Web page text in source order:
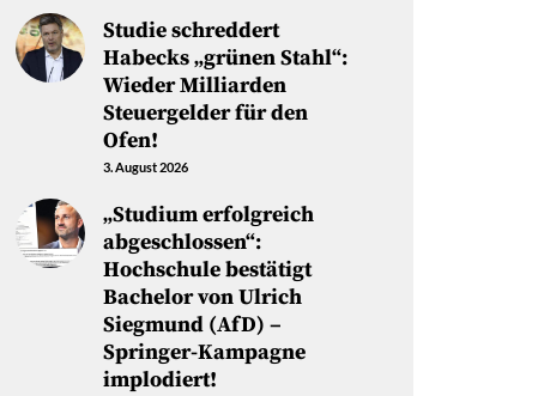
Studie schreddert
Habecks „grünen Stahl“:
Wieder Milliarden
Steuergelder für den
Ofen!
3. August 2026
„Studium erfolgreich
abgeschlossen“:
Hochschule bestätigt
Bachelor von Ulrich
Siegmund (AfD) –
Springer-Kampagne
implodiert!